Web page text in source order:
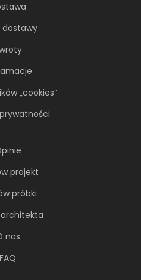
dostawy
„cookies”
projekt
próbki
nas
FAQ